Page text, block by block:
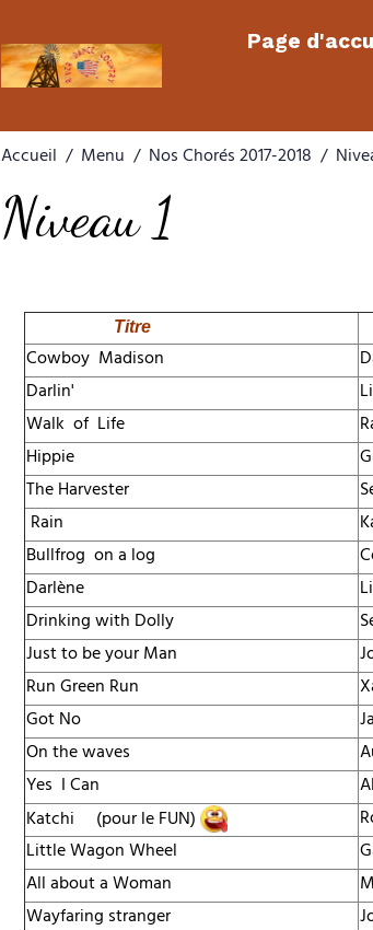
Page
Accueil Menu Nos Chorés 2017-2018
Niveau 1
Titre
Cowboy Madison
Darlin'
Walk of Life
Hippie
The Harvester
Rain
Bullfrog on a log
Darlène
Drinking with Dolly
Just to be your Man
Run Green Run
Got No
On the waves
Yes I Can
Katchi
(pour le FUN)
Little Wagon Wheel
All about a Woman
Wayfaring stranger